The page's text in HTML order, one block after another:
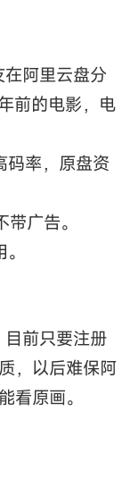
阿里云盘分
前的电影，电
码率，原盘资
广告。
目前只要注册
，以后难保阿
看原画。